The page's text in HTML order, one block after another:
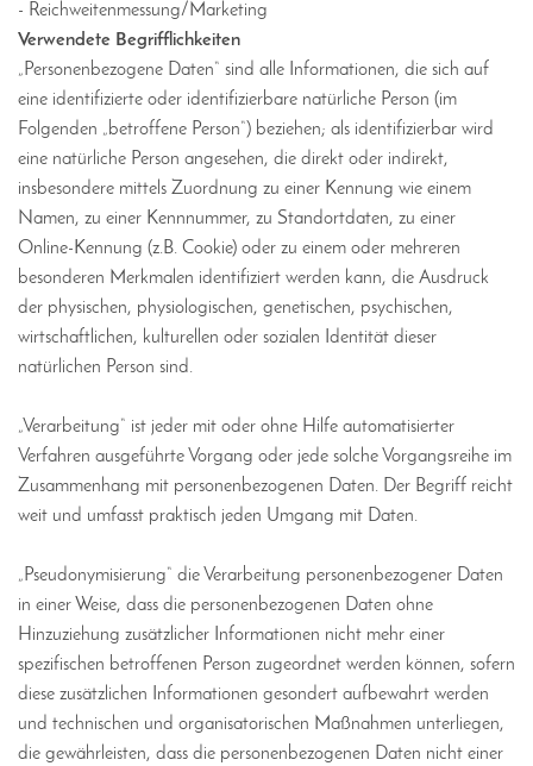
- Reichweitenmessung/Marketing
Verwendete Begrifflichkeiten
„Personenbezogene Daten“ sind alle Informationen, die sich auf
eine identifizierte oder identifizierbare natürliche Person (im
Folgenden „betroffene Person“) beziehen; als identifizierbar wird
eine natürliche Person angesehen, die direkt oder indirekt,
insbesondere mittels Zuordnung zu einer Kennung wie einem
Namen, zu einer Kennnummer, zu Standortdaten, zu einer
Online-Kennung (z.B. Cookie) oder zu einem oder mehreren
besonderen Merkmalen identifiziert werden kann, die Ausdruck
der physischen, physiologischen, genetischen, psychischen,
wirtschaftlichen, kulturellen oder sozialen Identität dieser
natürlichen Person sind.
„Verarbeitung“ ist jeder mit oder ohne Hilfe automatisierter
Verfahren ausgeführte Vorgang oder jede solche Vorgangsreihe im
Zusammenhang mit personenbezogenen Daten. Der Begriff reicht
weit und umfasst praktisch jeden Umgang mit Daten.
„Pseudonymisierung“ die Verarbeitung personenbezogener Daten
in einer Weise, dass die personenbezogenen Daten ohne
Hinzuziehung zusätzlicher Informationen nicht mehr einer
spezifischen betroffenen Person zugeordnet werden können, sofern
diese zusätzlichen Informationen gesondert aufbewahrt werden
und technischen und organisatorischen Maßnahmen unterliegen,
die gewährleisten, dass die personenbezogenen Daten nicht einer